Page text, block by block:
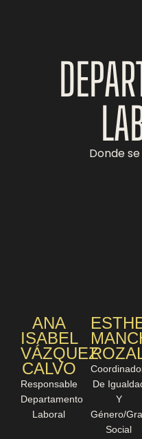
Donde
ANA
ISABEL
VÁZQUEZ
CALVO
Responsable
Departamento
Laboral
De
Y
Género/
Social